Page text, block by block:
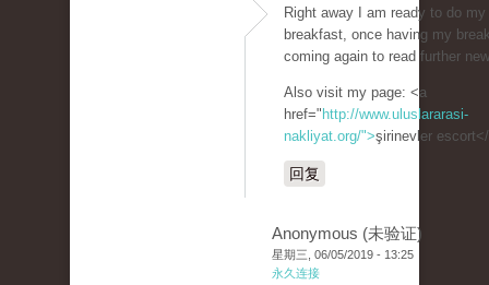
Right away I am ready to do my
breakfast, once having my
coming again to read further
Also visit my page: <a
href=" http://www.uluslararasi-
nakliyat.org/">şirinevler
回复
Anonymous (未验证)
星期三, 06/05/2019 - 13:25
永久连接